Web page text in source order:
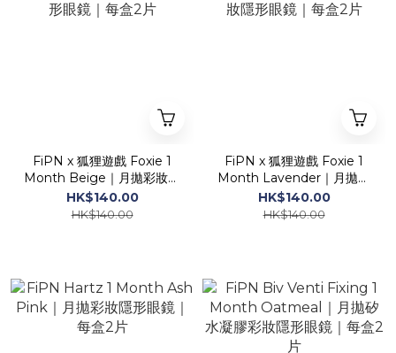
FiPN x 狐狸遊戲 Foxie 1
Month Beige｜月拋彩妝隱
形眼鏡｜每盒2片
HK$140.00
HK$140.00
FiPN x 狐狸遊戲 Foxie 1
Month Lavender｜月拋彩
妝隱形眼鏡｜每盒2片
HK$140.00
HK$140.00